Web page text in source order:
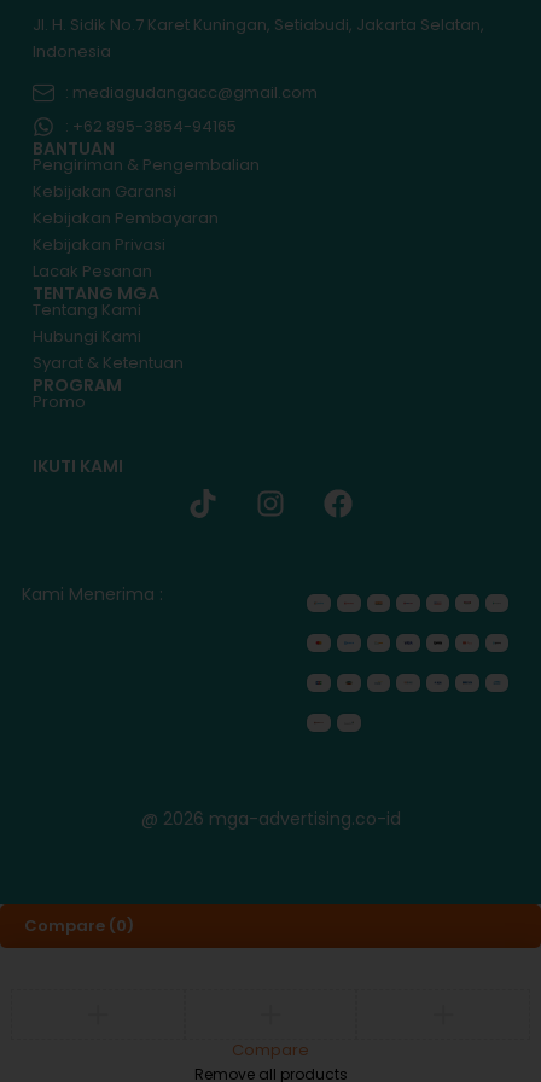
Jl. H. Sidik No.7 Karet Kuningan, Setiabudi, Jakarta Selatan,
Indonesia
: mediagudangacc@gmail.com
: +62 895-3854-94165
BANTUAN
Pengiriman & Pengembalian
Kebijakan Garansi
Kebijakan Pembayaran
Kebijakan Privasi
Lacak Pesanan
TENTANG MGA
Tentang Kami
Hubungi Kami
Syarat & Ketentuan
PROGRAM
Promo
IKUTI KAMI
Kami Menerima :
@ 2026 mga-advertising.co-id
Compare (0)
Compare
Remove all products